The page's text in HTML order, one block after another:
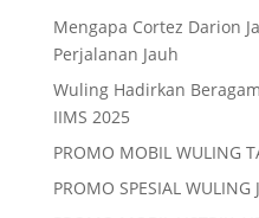
Mengapa Cortez Darion
Perjalanan Jauh
Wuling Hadirkan
IIMS 2025
PROMO MOBIL WULING
PROMO SPESIAL WULING